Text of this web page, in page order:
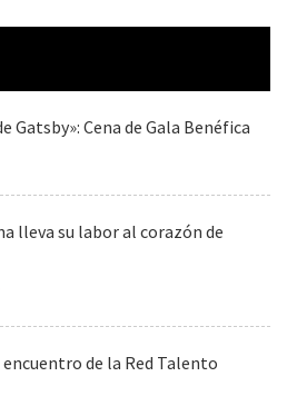
Gatsby»: Cena de Gala Benéfica
lleva su labor al corazón de
de la Red Talento